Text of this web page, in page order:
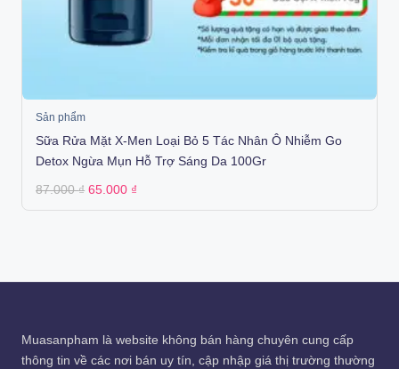
Sản phẩm
Sữa Rửa Mặt X-Men Loại Bỏ 5 Tác Nhân Ô Nhiễm Go
Detox Ngừa Mụn Hỗ Trợ Sáng Da 100Gr
87.000₫ Original
was:
65.000 ₫
is:
Muasanpham là website không bán hàng chuyên cung cấp
thông tin về các nơi bán uy tín, cập nhập giá thị trường thường